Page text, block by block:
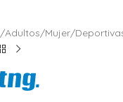
/Adultos/Mujer/